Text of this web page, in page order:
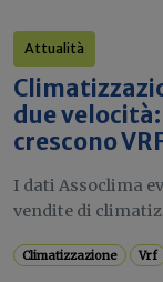
Attualità
due
crescono
I dati Assoclima
vendite di
Climatizzazione Vrf